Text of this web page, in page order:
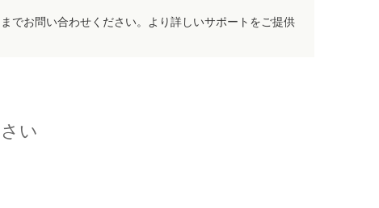
でお問い合わせください。より詳しいサポートをご提供
い